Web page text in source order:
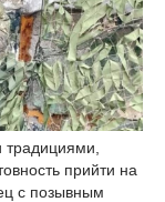
традициями,
прийти на
с позывным